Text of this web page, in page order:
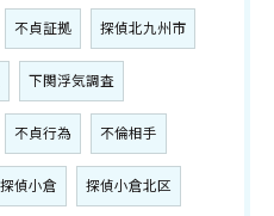
不貞証拠 探偵北九州市
下関浮気調査
不貞行為 不倫相手
探偵小倉 探偵小倉北区